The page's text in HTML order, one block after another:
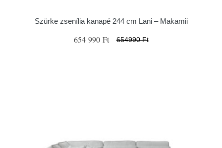
Szürke zsenília kanapé 244 cm Lani – Makamii
654 990 Ft 654990 Ft